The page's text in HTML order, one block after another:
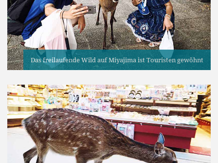
Das freilaufende Wild auf Miyajima ist Touristen gewöhnt